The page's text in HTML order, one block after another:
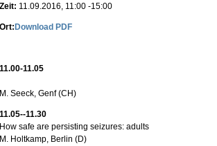
Zeit: 11.09.2016, 11:00 -15:00
Ort:Download PDF
11.00-11.05
M. Seeck, Genf (CH)
11.05--11.30
How safe are persisting seizures: adults
M. Holtkamp, Berlin (D)